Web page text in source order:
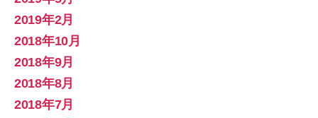
2019年2月
2018年10月
2018年9月
2018年8月
2018年7月